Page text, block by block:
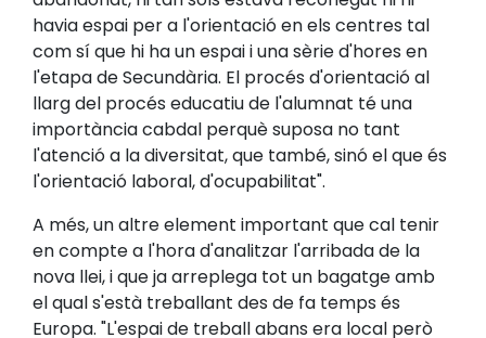
havia espai per a l'orientació en els centres tal
com sí que hi ha un espai i una sèrie d'hores en
l'etapa de Secundària. El procés d'orientació al
llarg del procés educatiu de l'alumnat té una
importància cabdal perquè suposa no tant
l'atenció a la diversitat, que també, sinó el que és
l'orientació laboral, d'ocupabilitat".
A més, un altre element important que cal tenir
en compte a l'hora d'analitzar l'arribada de la
nova llei, i que ja arreplega tot un bagatge amb
el qual s'està treballant des de fa temps és
Europa. "L'espai de treball abans era local però